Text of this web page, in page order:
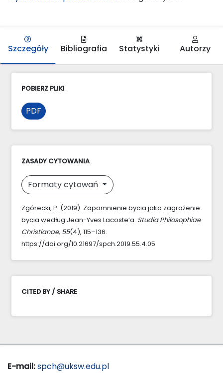
Szczegóły Bibliografia Statystyki Autorzy
POBIERZ PLIKI
PDF
ZASADY CYTOWANIA
Formaty cytowań
Zgórecki, P. (2019). Zapomnienie bycia jako zagrożenie
bycia według Jean-Yves Lacoste’a. Studia Philosophiae
Christianae, 55(4), 115–136.
https://doi.org/10.21697/spch.2019.55.4.05
CITED BY / SHARE
E-mail:spch@uksw.edu.pl